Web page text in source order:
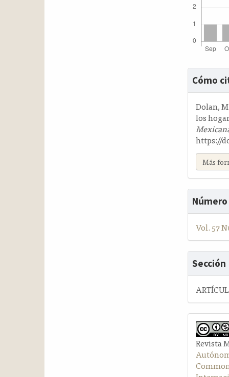
Detalles
del
artículo
Cómo
Dolan,
los
https://
Más
Número
Vol. 57
Sección
Revista